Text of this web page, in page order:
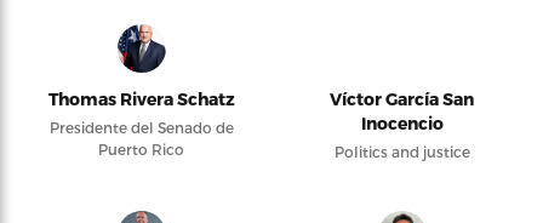
Thomas Rivera Schatz
Presidente del Senado de
Puerto Rico
Víctor García San
Inocencio
Politics and justice